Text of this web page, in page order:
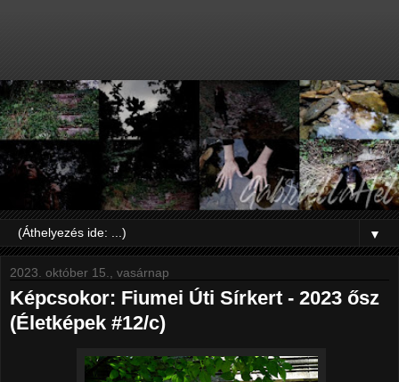
▼
2023. október 15., vasárnap
Képcsokor: Fiumei Úti Sírkert - 2023 ősz
(Életképek #12/c)